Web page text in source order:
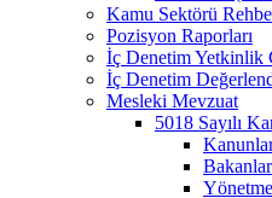
Kamu Sektörü
Pozisyon Raporları
İç Denetim Yetkinlik
İç Denetim
Mesleki Mevzuat
5018 Sayılı